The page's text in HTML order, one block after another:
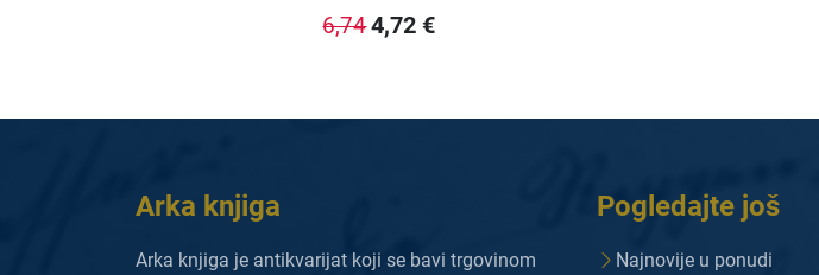
6,744,72 €
Arka knjiga
Arka knjiga je antikvarijat koji se bavi trgovinom
Pogledajte još
Najnovije u ponudi